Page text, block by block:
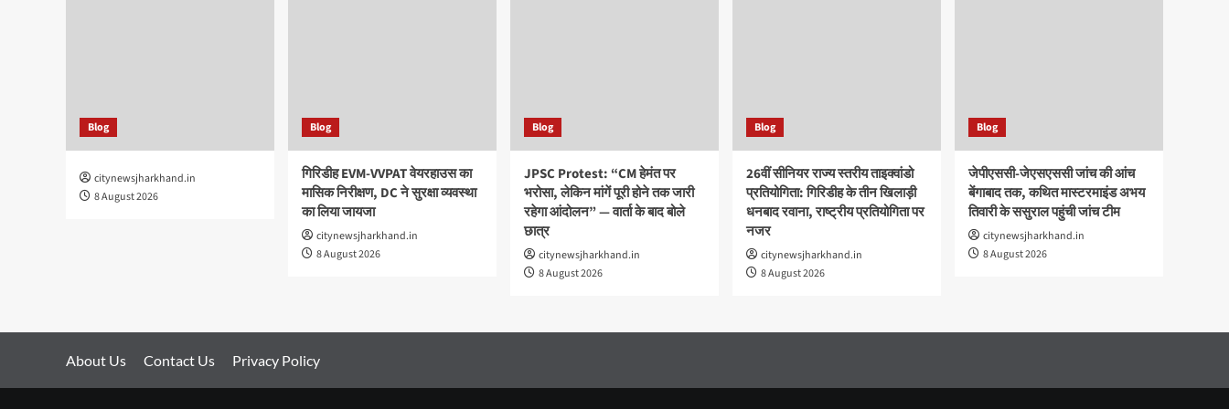
Blog
citynewsjharkhand.in
8 August 2026
Blog
गिरिडीह EVM-VVPAT वेयरहाउस का
मासिक निरीक्षण, DC ने सुरक्षा व्यवस्था
का लिया जायजा
citynewsjharkhand.in
8 August 2026
Blog
JPSC Protest: “CM हेमंत पर
भरोसा, लेकिन मांगें पूरी होने तक जारी
रहेगा आंदोलन” — वार्ता के बाद बोले
छात्र
citynewsjharkhand.in
8 August 2026
Blog
26वीं सीनियर राज्य स्तरीय ताइक्वांडो
प्रतियोगिता: गिरिडीह के तीन खिलाड़ी
धनबाद रवाना, राष्ट्रीय प्रतियोगिता पर
नजर
citynewsjharkhand.in
8 August 2026
Blog
जेपीएससी-जेएसएससी जांच की आंच
बेंगाबाद तक, कथित मास्टरमाइंड अभय
तिवारी के ससुराल पहुंची जांच टीम
citynewsjharkhand.in
8 August 2026
About Us Contact Us Privacy Policy